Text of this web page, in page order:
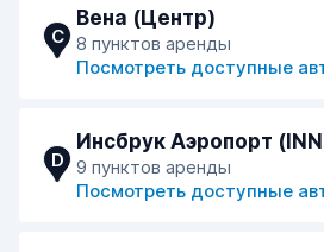
C
Вена (Центр)
8 пунктов аренды
Посмотреть доступные
D
Инсбрук Аэропорт
9 пунктов аренды
Посмотреть доступные